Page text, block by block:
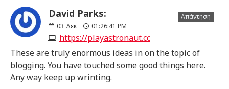
David Parks:
03 Δεκ 01:26:41 PM
https://playastronaut.cc
Απάντηση
These are truly enormous ideas in on the topic of
blogging. You have touched some good things here.
Any way keep up wrinting.